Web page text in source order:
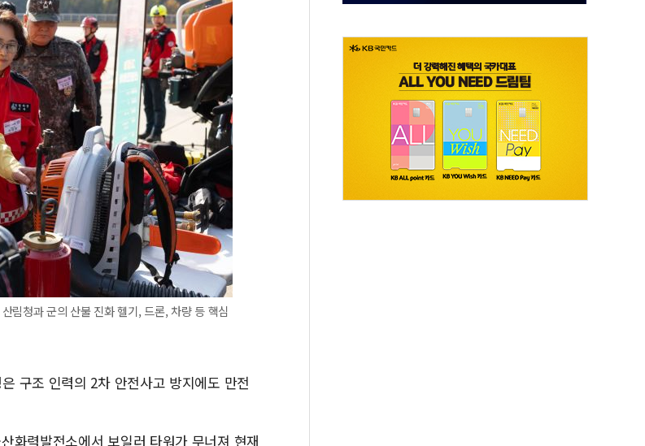
림청과 군의 산불 진화 헬기, 드론, 차량 등 핵심
구조 인력의 2차 안전사고 방지에도 만전
화력발전소에서 보일러 타워가 무너져 현재